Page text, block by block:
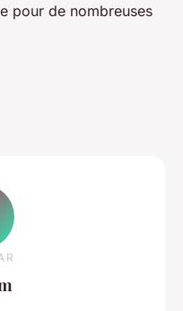
pour de nombreuses